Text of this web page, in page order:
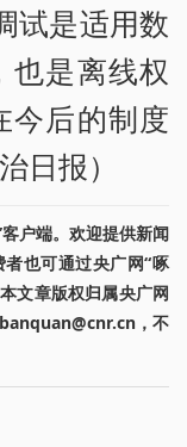
试是适用数
也是离线权
今后的制度
日报）
户端。欢迎提供新闻
也可通过央广网“啄
文章版权归属央广网
，不